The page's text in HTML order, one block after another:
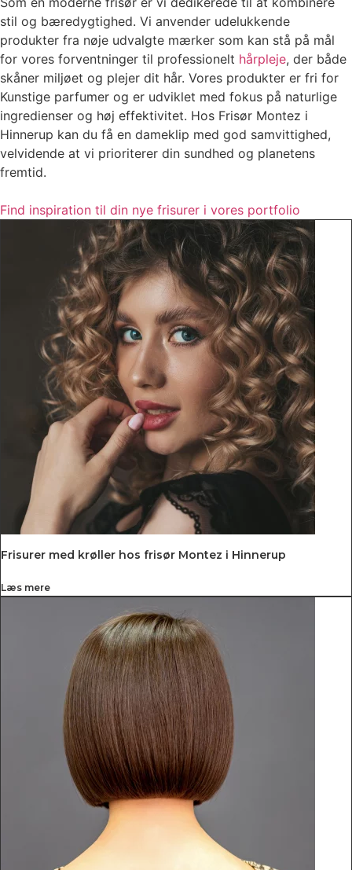
stil og bæredygtighed. Vi anvender udelukkende
produkter fra nøje udvalgte mærker som kan stå på mål
for vores forventninger til professionelt hårpleje, der både
skåner miljøet og plejer dit hår. Vores produkter er fri for
Kunstige parfumer og er udviklet med fokus på naturlige
ingredienser og høj effektivitet. Hos Frisør Montez i
Hinnerup kan du få en dameklip med god samvittighed,
velvidende at vi prioriterer din sundhed og planetens
fremtid.
Find inspiration til din nye frisurer i vores portfolio
Frisurer med krøller hos frisør Montez i Hinnerup
Læs mere